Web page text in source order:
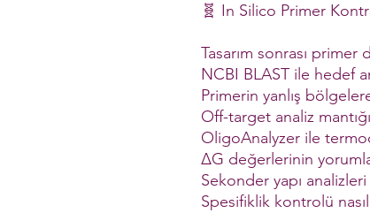
🧬 In Silico Primer
Tasarım sonrası
NCBI BLAST ile hedef
Primerin yanlış
Off-target analiz mantığı
OligoAnalyzer ile
ΔG değerlerinin
Sekonder yapı analizleri
Spesifiklik kontrolü nasıl